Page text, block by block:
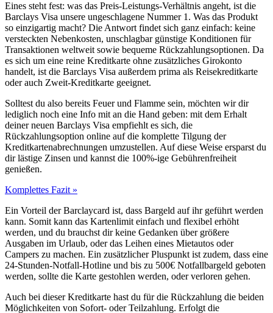
Eines steht fest: was das Preis-Leistungs-Verhältnis angeht, ist die
Barclays Visa unsere ungeschlagene Nummer 1. Was das Produkt
so einzigartig macht? Die Antwort findet sich ganz einfach: keine
versteckten Nebenkosten, unschlagbar günstige Konditionen für
Transaktionen weltweit sowie bequeme Rückzahlungsoptionen. Da
es sich um eine reine Kreditkarte ohne zusätzliches Girokonto
handelt, ist die Barclays Visa außerdem prima als Reisekreditkarte
oder auch Zweit-Kreditkarte geeignet.
Solltest du also bereits Feuer und Flamme sein, möchten wir dir
lediglich noch eine Info mit an die Hand geben: mit dem Erhalt
deiner neuen Barclays Visa empfiehlt es sich, die
Rückzahlungsoption online auf die komplette Tilgung der
Kreditkartenabrechnungen umzustellen. Auf diese Weise ersparst du
dir lästige Zinsen und kannst die 100%-ige Gebührenfreiheit
genießen.
Komplettes Fazit »
Ein Vorteil der Barclaycard ist, dass Bargeld auf ihr geführt werden
kann. Somit kann das Kartenlimit einfach und flexibel erhöht
werden, und du brauchst dir keine Gedanken über größere
Ausgaben im Urlaub, oder das Leihen eines Mietautos oder
Campers zu machen. Ein zusätzlicher Pluspunkt ist zudem, dass eine
24-Stunden-Notfall-Hotline und bis zu 500€ Notfallbargeld geboten
werden, sollte die Karte gestohlen werden, oder verloren gehen.
Auch bei dieser Kreditkarte hast du für die Rückzahlung die beiden
Möglichkeiten von Sofort- oder Teilzahlung. Erfolgt die